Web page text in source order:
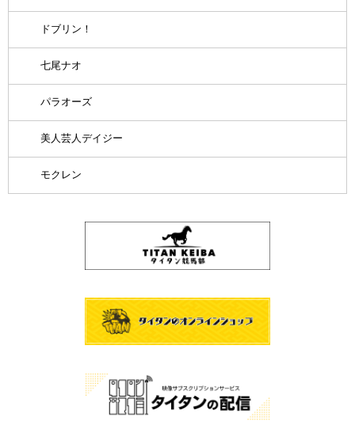
ドブリン！
七尾ナオ
パラオーズ
美人芸人デイジー
モクレン